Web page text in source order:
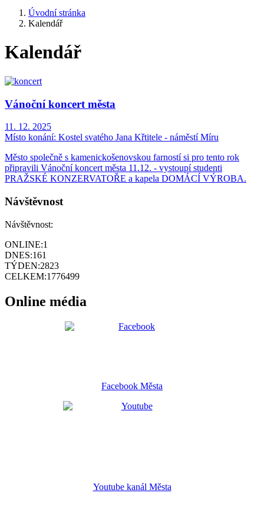
Úvodní stránka
Kalendář
Kalendář
Vánoční koncert města
11. 12. 2025
Místo konání: Kostel svatého Jana Křtitele - náměstí Míru
Město společně s kamenickošenovskou farností si pro tento rok
připravili Vánoční koncert města 11.12. - vystoupí studenti
PRAŽSKÉ KONZERVATOŘE a kapela DOMÁCÍ VÝROBA.
Návštěvnost
Návštěvnost:
ONLINE:1
DNES:161
TÝDEN:2823
CELKEM:1776499
Online média
Facebook Města
Youtube kanál Města